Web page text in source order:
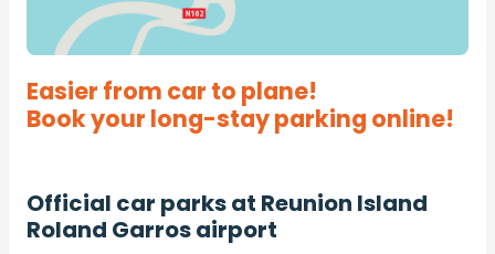
Easier from car to plane!
Book your long-stay parking online!
Official car parks at Reunion Island
Roland Garros airport